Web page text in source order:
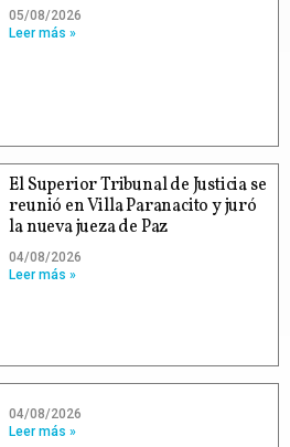
05/08/2026
Leer más »
El Superior Tribunal de Justicia se
reunió en Villa Paranacito y juró
la nueva jueza de Paz
04/08/2026
Leer más »
04/08/2026
Leer más »